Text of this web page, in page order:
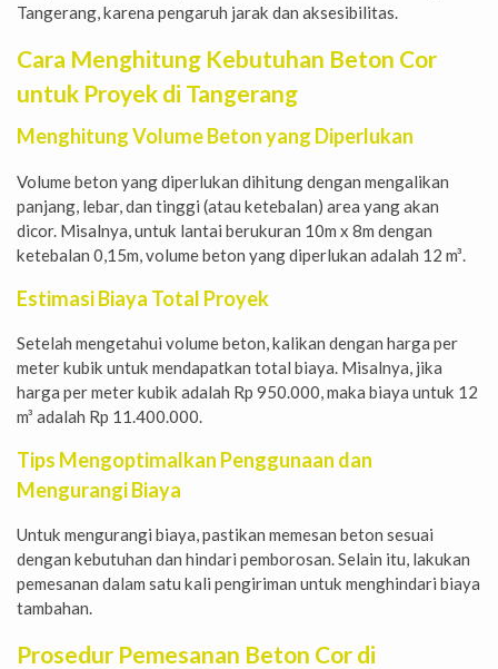
Tangerang, karena pengaruh jarak dan aksesibilitas.
Cara Menghitung Kebutuhan Beton Cor
untuk Proyek di Tangerang
Menghitung Volume Beton yang Diperlukan
Volume beton yang diperlukan dihitung dengan mengalikan
panjang, lebar, dan tinggi (atau ketebalan) area yang akan
dicor. Misalnya, untuk lantai berukuran 10m x 8m dengan
ketebalan 0,15m, volume beton yang diperlukan adalah 12 m³.
Estimasi Biaya Total Proyek
Setelah mengetahui volume beton, kalikan dengan harga per
meter kubik untuk mendapatkan total biaya. Misalnya, jika
harga per meter kubik adalah Rp 950.000, maka biaya untuk 12
m³ adalah Rp 11.400.000.
Tips Mengoptimalkan Penggunaan dan
Mengurangi Biaya
Untuk mengurangi biaya, pastikan memesan beton sesuai
dengan kebutuhan dan hindari pemborosan. Selain itu, lakukan
pemesanan dalam satu kali pengiriman untuk menghindari biaya
tambahan.
Prosedur Pemesanan Beton Cor di